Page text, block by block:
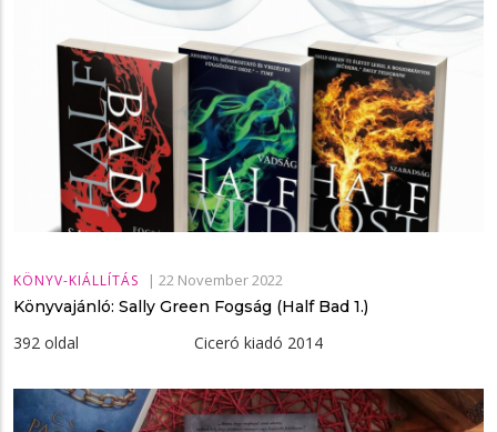
KÖNYV-KIÁLLÍTÁS | 22 November 2022
Könyvajánló: Sally Green Fogság (Half Bad 1.)
392 oldal Ciceró kiadó 2014